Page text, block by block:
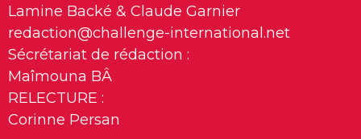
Lamine Backé & Claude Garnier
redaction@challenge-international.net
Sécrétariat de rédaction :
Maîmouna BÂ
RELECTURE :
Corinne Persan